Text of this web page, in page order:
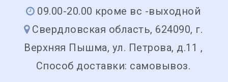
09.00-20.00 кроме вс -выходной
Свердловская область, 624090, г.
Верхняя Пышма, ул. Петрова, д.11 ,
Способ доставки: самовывоз.